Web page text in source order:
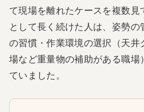
て現場を離れたケースを複数見
として長く続けた人は、姿勢の
の習慣・作業環境の選択（天井
場など重量物の補助がある職場
ていました。